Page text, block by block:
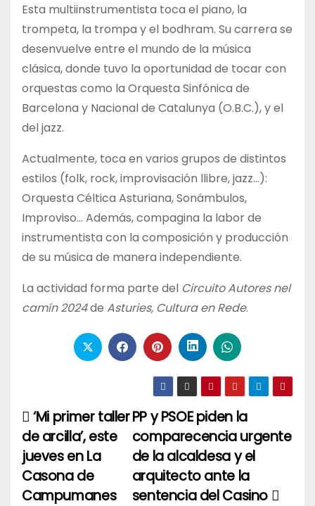
Esta multiinstrumentista toca el piano, la
trompeta, la trompa y el bodhram. Su carrera se
desenvuelve entre el mundo de la música
clásica, donde tuvo la oportunidad de tocar con
orquestas como la Orquesta Sinfónica de
Barcelona y Nacional de Catalunya (O.B.C.), y el
del jazz.
Actualmente, toca en varios grupos de distintos
estilos (folk, rock, improvisación llibre, jazz…):
Orquesta Céltica Asturiana, Sonámbulos,
Improviso… Además, compagina la labor de
instrumentista con la composición y producción
de su música de manera independiente.
La actividad forma parte del Circuito Autores nel
camín 2024de Asturies, Cultura en Rede.
Navegación
de
entradas
PP y PSOE piden la
comparecencia urgente
de la alcaldesa y el
arquitecto ante la
sentencia del Casino
‘Mi primer taller
de arcilla’, este
jueves en La
Casona de
Campumanes